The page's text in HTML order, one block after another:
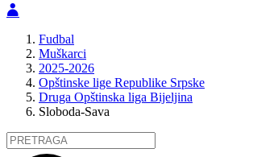
Fudbal
Muškarci
2025-2026
Opštinske lige Republike Srpske
Druga Opštinska liga Bijeljina
Sloboda-Sava